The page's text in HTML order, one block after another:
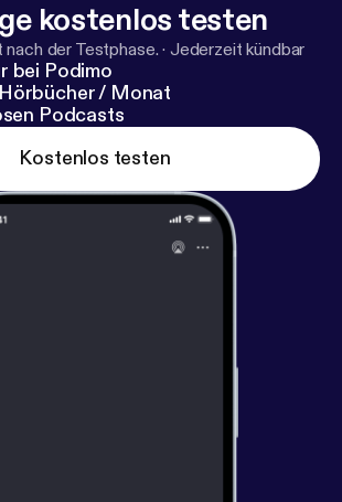
kostenlos testen
der Testphase. · Jederzeit kündbar
bei Podimo
/ Monat
Podcasts
Kostenlos testen